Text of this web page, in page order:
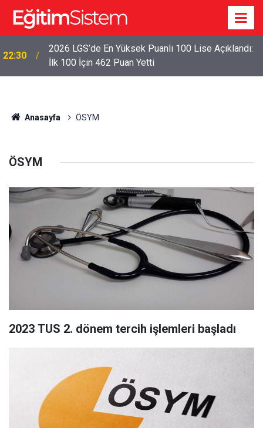
22:30
2026 LGS’de En Yüksek Puanlı 100 Lise Açıklandı:
İlk 100 İçin 462 Puan Yetti
Anasayfa ÖSYM
ÖSYM
2023 TUS 2. dönem tercih işlemleri başladı